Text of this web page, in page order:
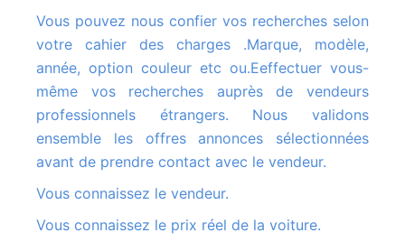
Vous pouvez nous confier vos recherches selon
votre cahier des charges .Marque, modèle,
année, option couleur etc ou.Eeffectuer vous-
même vos recherches auprès de vendeurs
professionnels étrangers. Nous validons
ensemble les offres annonces sélectionnées
avant de prendre contact avec le vendeur.
Vous connaissez le vendeur.
Vous connaissez le prix réel de la voiture.